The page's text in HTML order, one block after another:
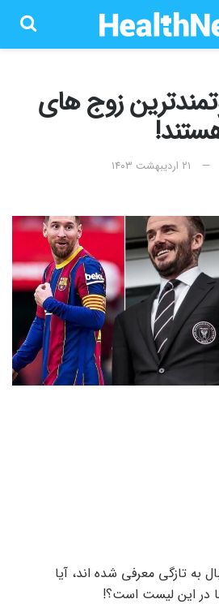
ثروتمندترین زوج های
۲۱ اردیبهشت ۱۴۰۳
به تازگی معرفی شده اند، آیا
در این لیست است؟!